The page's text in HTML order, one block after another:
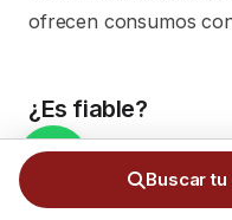
ofrecen consumos
¿Es fiable?
Suzuki tiene una
mecánicas sencillas y
Buscar